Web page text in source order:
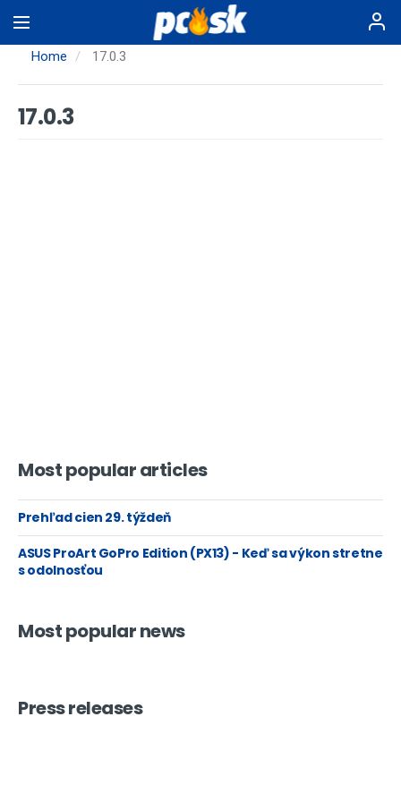
mainHome 17.0.3
17.0.3
Most popular articles
Prehľad cien 29. týždeň
ASUS ProArt GoPro Edition (PX13) - Keď sa výkon stretne
s odolnosťou
Most popular news
Press releases